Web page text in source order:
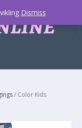
/ Color Kids
Dismiss